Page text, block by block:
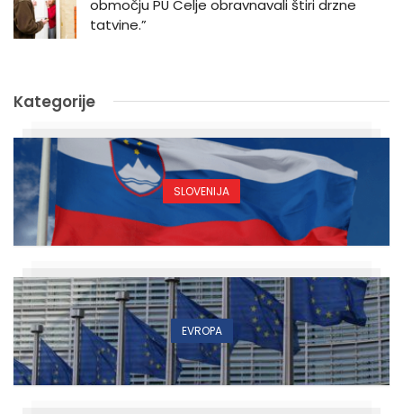
območju PU Celje obravnavali štiri drzne
tatvine.”
Kategorije
SLOVENIJA
EVROPA